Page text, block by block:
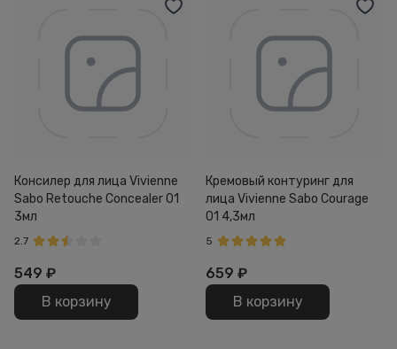
Консилер для лица Vivienne
Sabo Retouche Concealer 01
3мл
2.7
549 ₽
В корзину
Кремовый контуринг для
лица Vivienne Sabo Courage
01 4,3мл
5
659 ₽
В корзину